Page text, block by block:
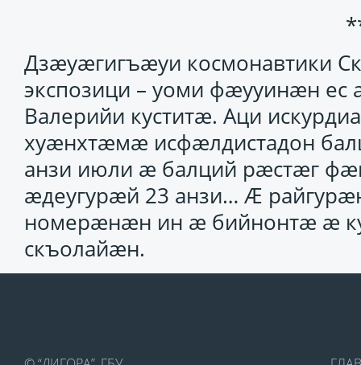
Дзæуæгигъæуи космонавтики
экспозици – уоми фæууинæн ес
Валерийи куститæ. Аци
хуæнхтæмæ исфæлдистадон
анзи июли æ балций рæстæг
æдеугурæй 23 анзи… Æ
номерæнæн ин æ бийнонтæ æ
скъолайæн.